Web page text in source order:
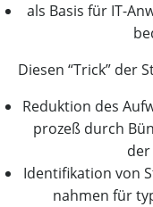
als Basis für IT-
Die­sen “Trick” der
Reduk­ti­on des
pro­zeß durch
Iden­ti­fi­ka­ti­on von
nah­men für